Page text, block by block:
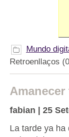
Mundo
Retroenllaços
fabian | 25
La tarde ya ha